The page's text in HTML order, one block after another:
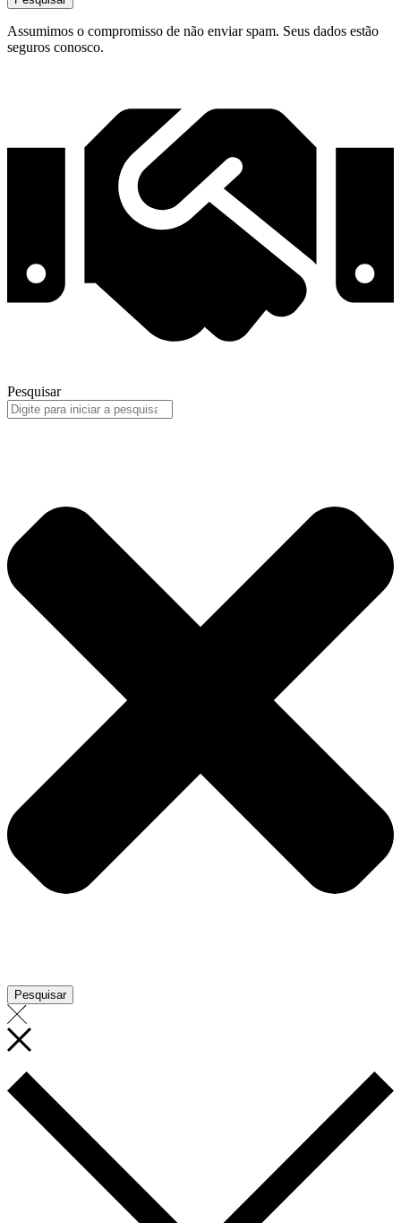
Assumimos o compromisso de não enviar spam. Seus dados estão
seguros conosco.
Pesquisar
Pesquisar